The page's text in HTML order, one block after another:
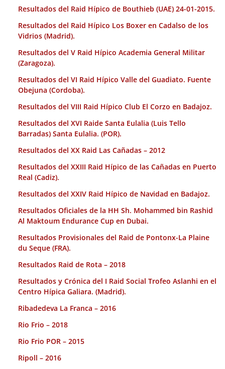
Resultados del Raid Hípico de Bouthieb (UAE) 24-01-2015.
Resultados del Raid Hípico Los Boxer en Cadalso de los
Vidrios (Madrid).
Resultados del V Raid Hípico Academia General Militar
(Zaragoza).
Resultados del VI Raid Hípico Valle del Guadiato. Fuente
Obejuna (Cordoba).
Resultados del VIII Raid Hípico Club El Corzo en Badajoz.
Resultados del XVI Raide Santa Eulalia (Luis Tello
Barradas) Santa Eulalia. (POR).
Resultados del XX Raid Las Cañadas – 2012
Resultados del XXIII Raid Hípico de las Cañadas en Puerto
Real (Cadiz).
Resultados del XXIV Raid Hípico de Navidad en Badajoz.
Resultados Oficiales de la HH Sh. Mohammed bin Rashid
Al Maktoum Endurance Cup en Dubai.
Resultados Provisionales del Raid de Pontonx-La Plaine
du Seque (FRA).
Resultados Raid de Rota – 2018
Resultados y Crónica del I Raid Social Trofeo Aslanhi en el
Centro Hípica Galiara. (Madrid).
Ribadedeva La Franca – 2016
Rio Frio – 2018
Rio Frio POR – 2015
Ripoll – 2016